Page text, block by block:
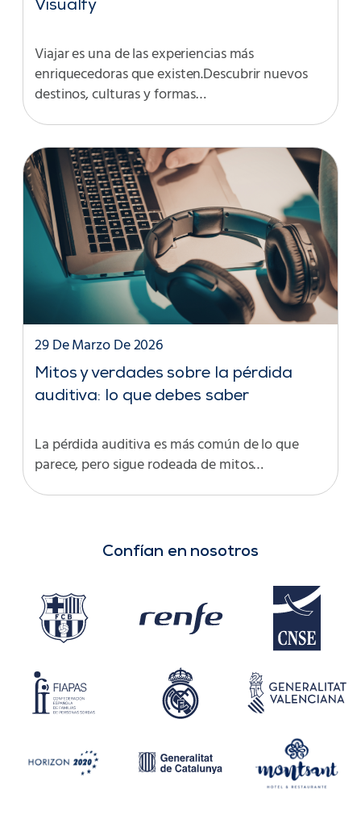
Visualfy
Viajar es una de las experiencias más
enriquecedoras que existen.Descubrir nuevos
destinos, culturas y formas…
Mitos y verdades sobre la pérdida
auditiva: lo que debes saber
29 De Marzo De 2026
La pérdida auditiva es más común de lo que
parece, pero sigue rodeada de mitos…
Confían en nosotros